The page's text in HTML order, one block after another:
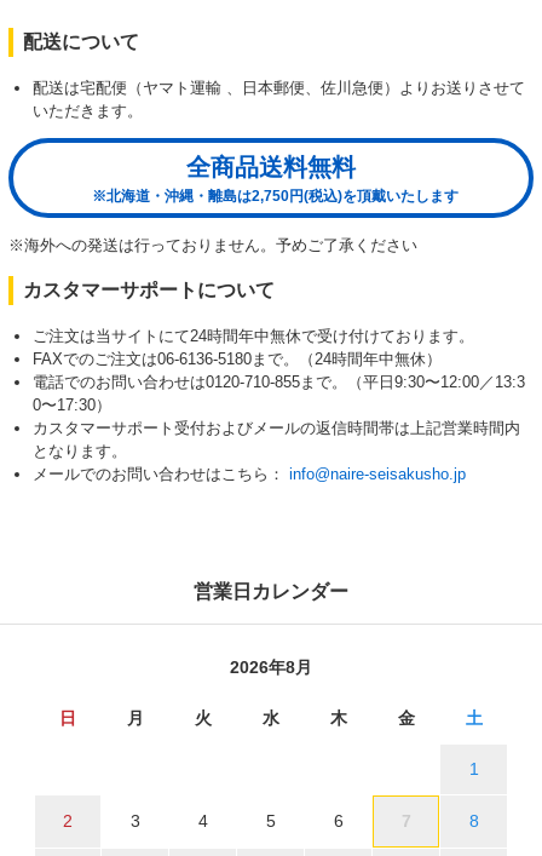
配送について
配送は宅配便（ヤマト運輸 、日本郵便、佐川急便）よりお送りさせて
いただきます。
全商品送料無料
※北海道・沖縄・離島は2,750円(税込)を頂戴いたします
※海外への発送は行っておりません。予めご了承ください
カスタマーサポートについて
ご注文は当サイトにて24時間年中無休で受け付けております。
FAXでのご注文は06-6136-5180まで。（24時間年中無休）
電話でのお問い合わせは0120-710-855まで。（平日9:30〜12:00／13:3
0〜17:30）
カスタマーサポート受付およびメールの返信時間帯は上記営業時間内
となります。
メールでのお問い合わせはこちら： info@naire-seisakusho.jp
営業日カレンダー
2026年8月
日 月 火 水 木 金 土
1
2 3 4 5 6 7 8